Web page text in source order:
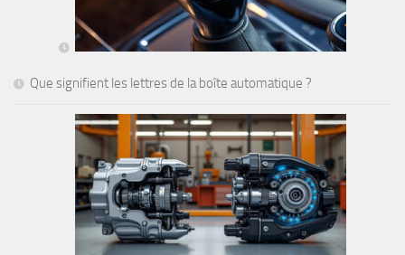
Que signifient les lettres de la boîte automatique ?